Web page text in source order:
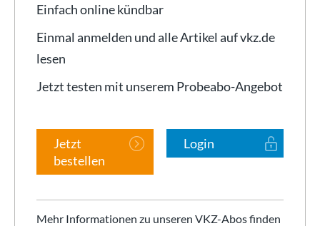
Einfach online kündbar
Einmal anmelden und alle Artikel auf vkz.de
lesen
Jetzt testen mit unserem Probeabo-Angebot
Jetzt
bestellen
Login
Mehr Informationen zu unseren VKZ-Abos finden